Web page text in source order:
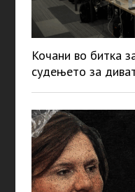
Кочани во битка
судењето за